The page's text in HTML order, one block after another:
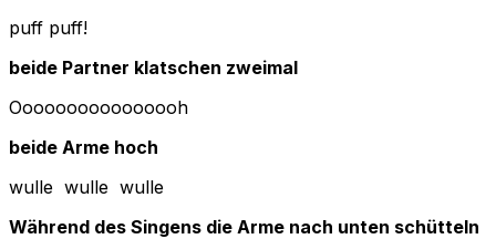
puff puff!
beide Partner klatschen zweimal
Oooooooooooooooh
beide Arme hoch
wulle wulle wulle
Während des Singens die Arme nach unten schütteln